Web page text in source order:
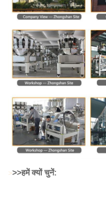
>>>हमें क्यों चुनें: